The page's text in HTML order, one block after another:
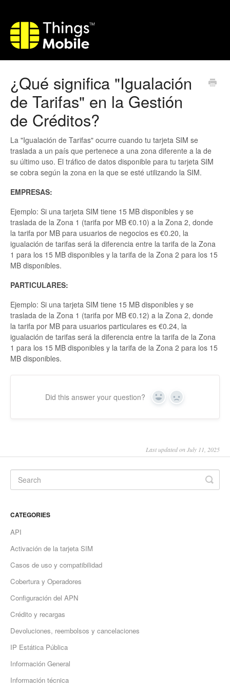
¿Qué significa "Igualación
de Tarifas" en la Gestión
de Créditos?
La "Igualación de Tarifas" ocurre cuando tu tarjeta SIM se
traslada a un país que pertenece a una zona diferente a la de
su último uso. El tráfico de datos disponible para tu tarjeta SIM
se cobra según la zona en la que se esté utilizando la SIM.
EMPRESAS:
Ejemplo: Si una tarjeta SIM tiene 15 MB disponibles y se
traslada de la Zona 1 (tarifa por MB €0.10) a la Zona 2, donde
la tarifa por MB para usuarios de negocios es €0.20, la
igualación de tarifas será la diferencia entre la tarifa de la Zona
1 para los 15 MB disponibles y la tarifa de la Zona 2 para los 15
MB disponibles.
PARTICULARES:
Ejemplo: Si una tarjeta SIM tiene 15 MB disponibles y se
traslada de la Zona 1 (tarifa por MB €0.12) a la Zona 2, donde
la tarifa por MB para usuarios particulares es €0.24, la
igualación de tarifas será la diferencia entre la tarifa de la Zona
1 para los 15 MB disponibles y la tarifa de la Zona 2 para los 15
MB disponibles.
Did this answer your question? Yes No
Last updated on July 11, 2025
CATEGORIES
API
Activación de la tarjeta SIM
Casos de uso y compatibilidad
Cobertura y Operadores
Configuración del APN
Crédito y recargas
Devoluciones, reembolsos y cancelaciones
IP Estática Pública
Información General
Información técnica